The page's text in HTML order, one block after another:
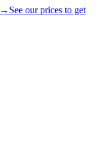
→ See our prices to get